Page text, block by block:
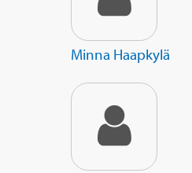
Minna Haapkylä